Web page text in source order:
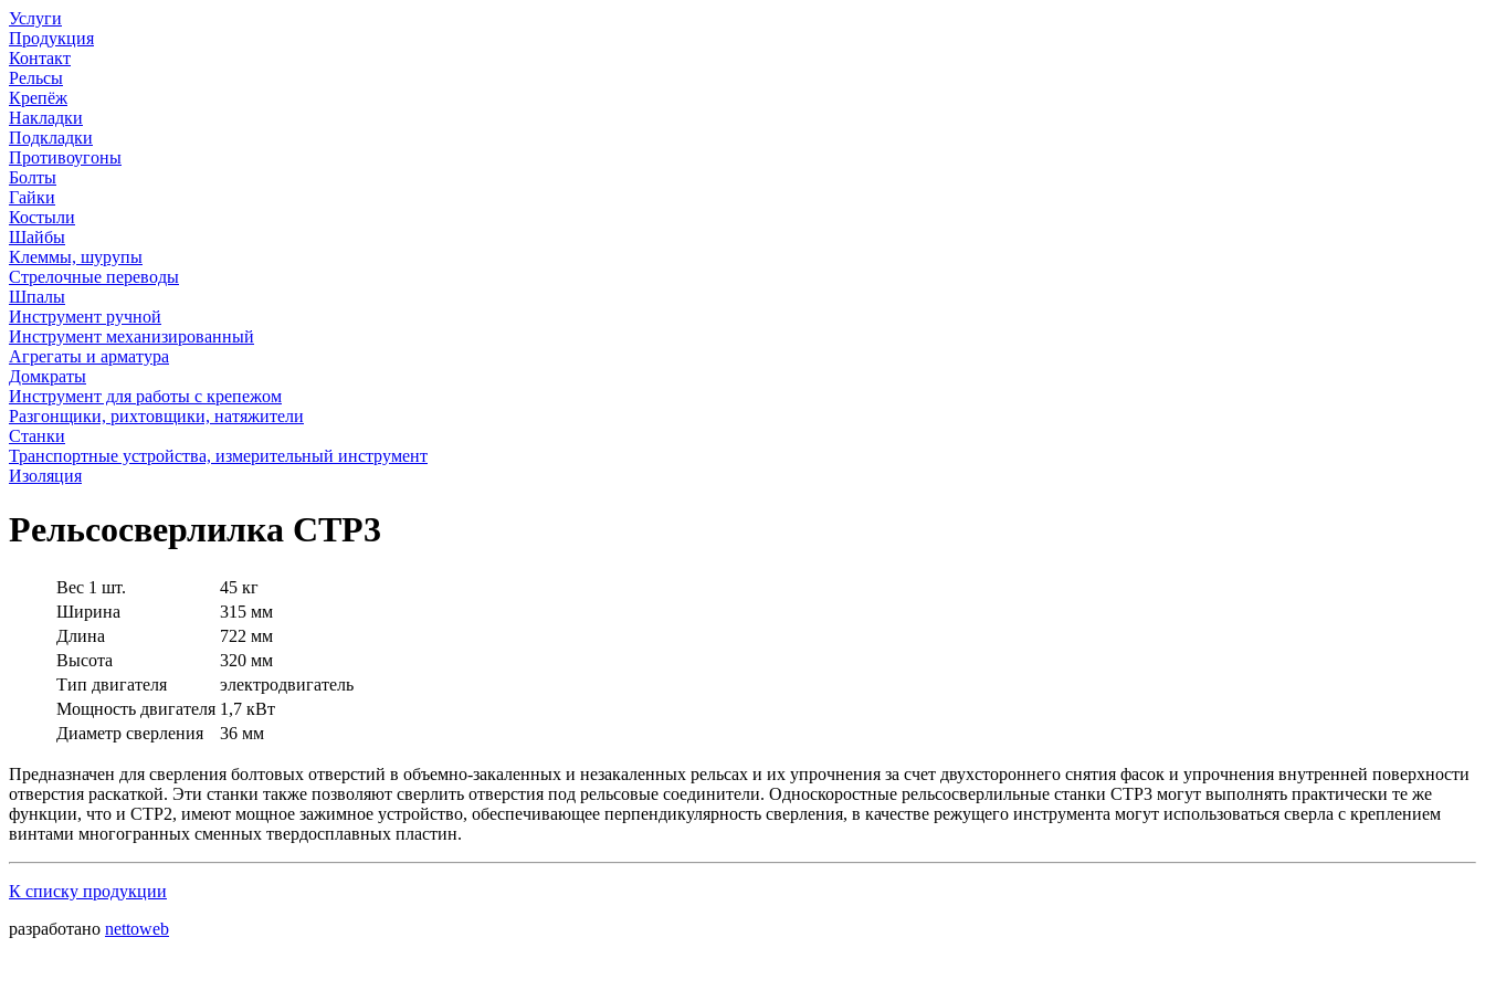
Услуги
Продукция
Контакт
Рельсы
Крепёж
Накладки
Подкладки
Противоугоны
Болты
Гайки
Костыли
Шайбы
Клеммы, шурупы
Стрелочные переводы
Шпалы
Инструмент ручной
Инструмент механизированный
Агрегаты и арматура
Домкраты
Инструмент для работы с крепежом
Разгонщики, рихтовщики, натяжители
Станки
Транспортные устройства, измерительный инструмент
Изоляция
Рельсосверлилка СТР3
Вес 1 шт.
45 кг
Ширина
315 мм
Длина
722 мм
Высота
320 мм
Тип двигателя
электродвигатель
Мощность двигателя 1,7 кВт
Диаметр сверления
36 мм
Предназначен для сверления болтовых отверстий в объемно-закаленных и незакаленных рельсах и их упрочнения за счет двухстороннего снятия фасок и упрочнения внутренней поверхности
отверстия раскаткой. Эти станки также позволяют сверлить отверстия под рельсовые соединители. Односкоростные рельсосверлильные станки СТР3 могут выполнять практически те же
функции, что и СТР2, имеют мощное зажимное устройство, обеспечивающее перпендикулярность сверления, в качестве режущего инструмента могут использоваться сверла с креплением
винтами многогранных сменных твердосплавных пластин.
К списку продукции
разработано nettoweb